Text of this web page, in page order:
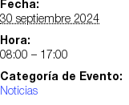
Fecha:
30 septiembre 2024
Hora:
08:00 – 17:00
Categoría de Evento:
Noticias